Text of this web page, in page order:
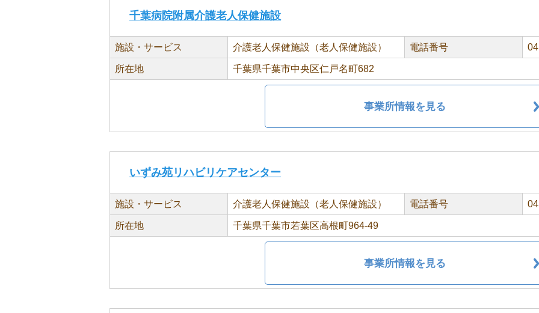
千葉病院附属介護老人保健施設
施設・サービス 介護老人保健施設（老人保健施設） 電話番号
所在地 千葉県千葉市中央区仁戸名町682
事業所情報を見る
いずみ苑リハビリケアセンター
施設・サービス 介護老人保健施設（老人保健施設） 電話番号
所在地 千葉県千葉市若葉区高根町964-49
事業所情報を見る